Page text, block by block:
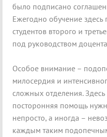
было подписано
Ежегодно обучение здесь
студентов второго и
под руководством
Особое внимание –
милосердия и
сложных отделения.
посторонняя помощь
непросто, а иногда –
каждым таким